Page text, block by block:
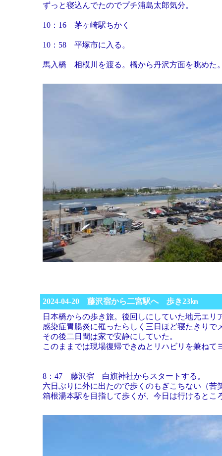
ずっと寝込んでたのでプチ浦島太郎気分。
10：16 茅ヶ崎駅ちかく
10：58 平塚市に入る。
馬入橋 相模川を渡る。橋から丹沢方面を眺めた
2024-04-20 藤沢宿から二宮駅へ 歩き23㎞
日本橋からの歩き旅。後回しにしていた地元
感染症胃腸炎に罹ったらしく三日ほど寝たきりで
その後二日間は家で安静にしていた。
このままでは現場復帰できぬとリハビリを兼ねて
8：47 藤沢宿 白旗神社からスタートする。
六日ぶりに外に出たので歩くのもぎこちない（苦
箱根湯本駅を目指して歩くが、今日は行けるとこ